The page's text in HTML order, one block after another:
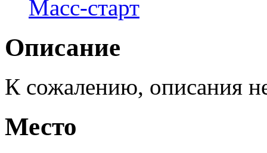
Масс-старт
Описание
К сожалению, описания
Место